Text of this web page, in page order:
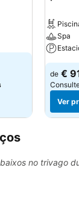
Spa
de €
Ver
no trivago